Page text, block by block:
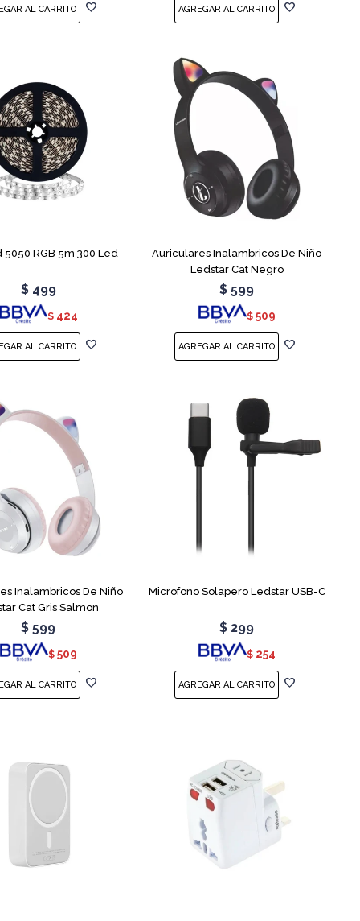
5050 RGB 5m 300 Led
$ 499
$ 424
Auriculares Inalambricos De Niño
Ledstar Cat Negro
$ 599
$ 509
Inalambricos De Niño
Cat Gris Salmon
$ 599
$ 509
Microfono Solapero Ledstar USB-C
$ 299
$ 254